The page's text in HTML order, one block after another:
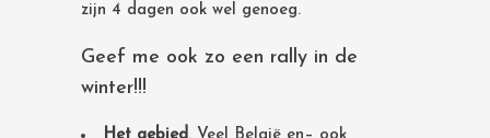
zijn 4 dagen ook wel genoeg.
Geef me ook zo een rally in de
winter!!!